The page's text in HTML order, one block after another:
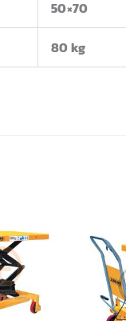
50×70
80 kg